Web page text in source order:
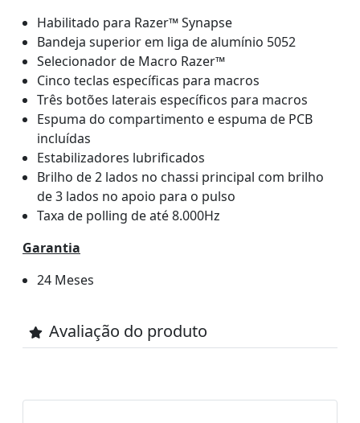
Habilitado para Razer™ Synapse
Bandeja superior em liga de alumínio 5052
Selecionador de Macro Razer™
Cinco teclas específicas para macros
Três botões laterais específicos para macros
Espuma do compartimento e espuma de PCB
incluídas
Estabilizadores lubrificados
Brilho de 2 lados no chassi principal com brilho
de 3 lados no apoio para o pulso
Taxa de polling de até 8.000Hz
Garantia
24 Meses
Avaliação do produto